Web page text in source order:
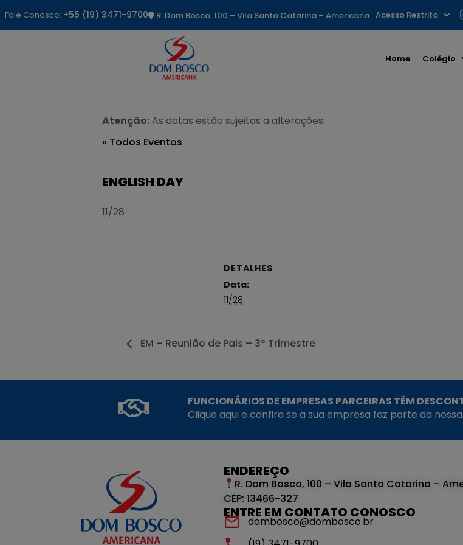
Fale Conosco: +55 (19) 3471-9700 R. Dom Bosco, 100 – Vila Santa Catarina – Americana Acesso Restrito
Home Colégio
Atenção:As datas estão sujeitas a alterações.
« Todos Eventos
ENGLISH DAY
11/28
DETALHES
Data:
11/28
EM – Reunião de Pais – 3º Trimestre
FUNCIONÁRIOS DE EMPRESAS PARCEIRAS TÊM
Clique aqui e confira se a sua empresa faz parte da
ENDEREÇO
R. Dom Bosco, 100 – Vila Santa Catarina –
CEP: 13466-327
ENTRE EM CONTATO CONOSCO
dombosco@dombosco.br